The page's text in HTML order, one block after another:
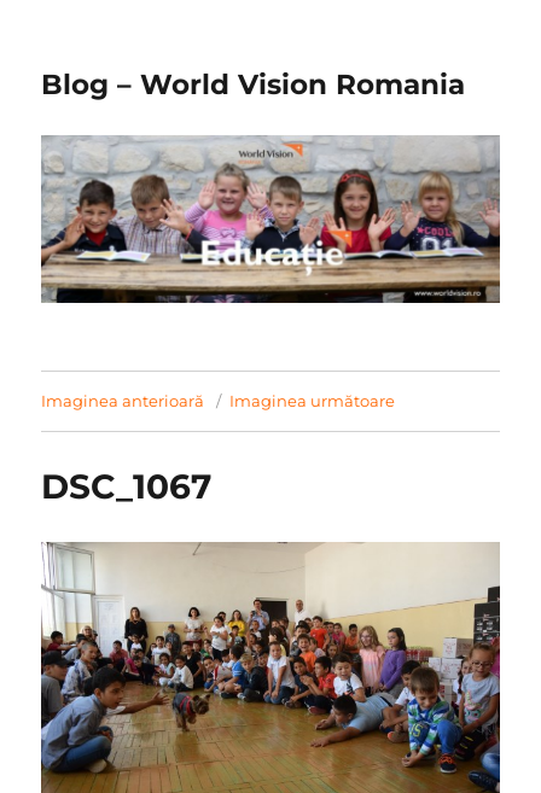
Blog – World Vision Romania
Imaginea anterioară Imaginea următoare
DSC_1067